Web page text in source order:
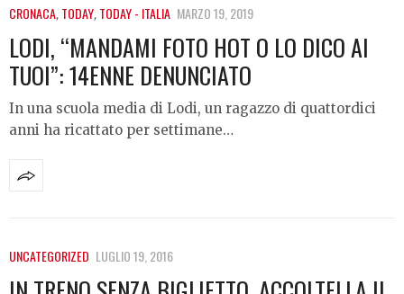
CRONACA,TODAY,TODAY - ITALIA MARZO 19, 2019
LODI, “MANDAMI FOTO HOT O LO DICO AI
TUOI”: 14ENNE DENUNCIATO
In una scuola media di Lodi, un ragazzo di quattordici
anni ha ricattato per settimane…
UNCATEGORIZED LUGLIO 19, 2016